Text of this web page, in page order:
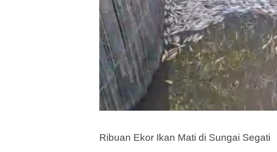
Ribuan Ekor Ikan Mati di Sungai Segati